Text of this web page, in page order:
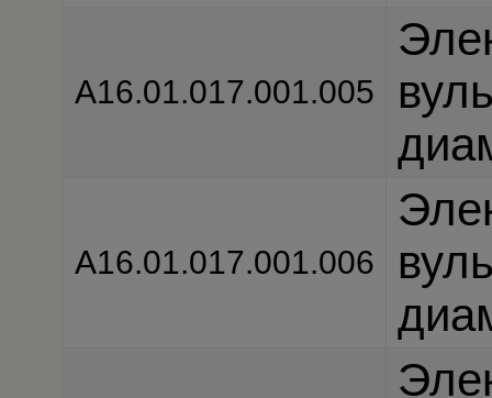
А16.01.017.001.005
А16.01.017.001.006